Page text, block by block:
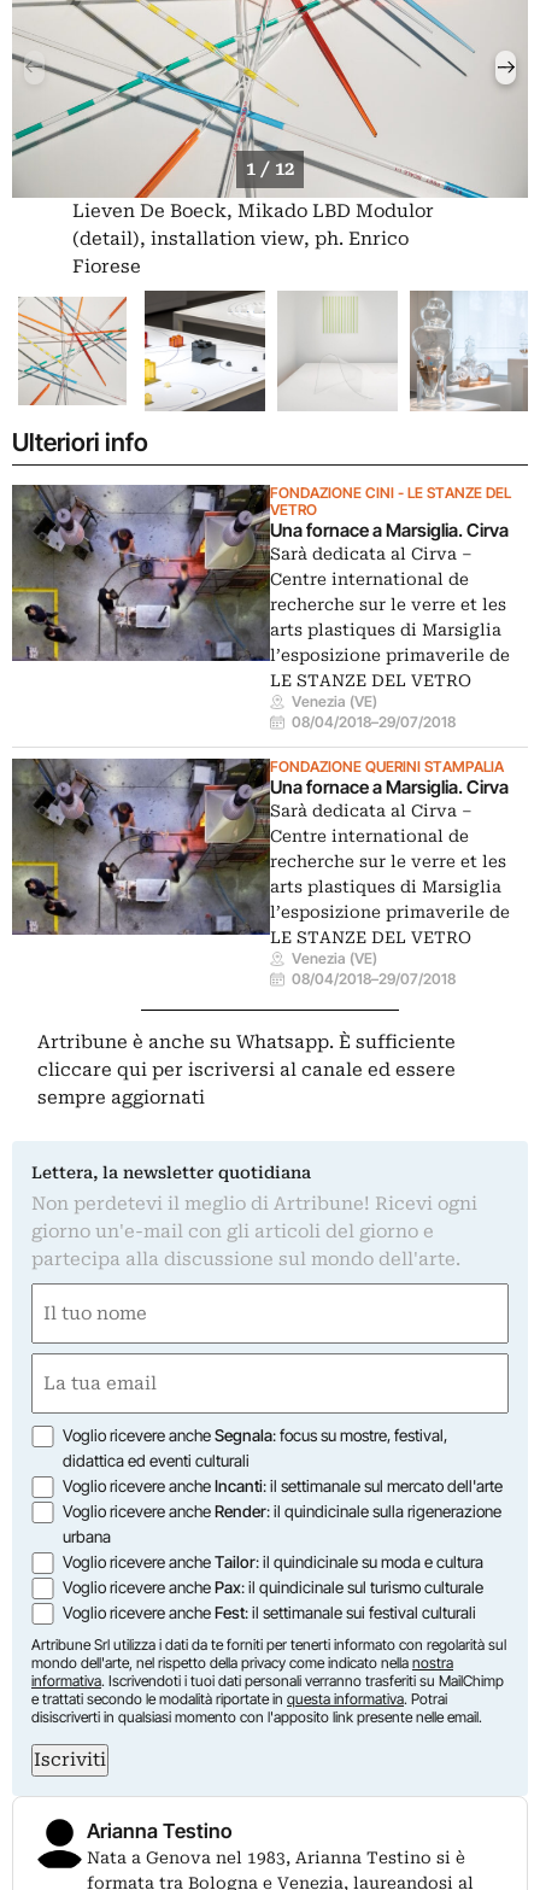
1 / 12
Lieven De Boeck, Mikado LBD Modulor
(detail), installation view, ph. Enrico
Fiorese
Ulteriori info
FONDAZIONE CINI - LE STANZE DEL
VETRO
Una fornace a Marsiglia. Cirva
Sarà dedicata al Cirva –
Centre international de
recherche sur le verre et les
arts plastiques di Marsiglia
l’esposizione primaverile de
LE STANZE DEL VETRO
Venezia (VE)
08/04/2018–29/07/2018
FONDAZIONE QUERINI STAMPALIA
Una fornace a Marsiglia. Cirva
Sarà dedicata al Cirva –
Centre international de
recherche sur le verre et les
arts plastiques di Marsiglia
l’esposizione primaverile de
LE STANZE DEL VETRO
Venezia (VE)
08/04/2018–29/07/2018
Artribune è anche su Whatsapp. È sufficiente
cliccare qui per iscriversi al canale ed essere
sempre aggiornati
Lettera, la newsletter quotidiana
Non perdetevi il meglio di Artribune! Ricevi ogni
giorno un'e-mail con gli articoli del giorno e
partecipa alla discussione sul mondo dell'arte.
(Required)
First
(Required)
Opzioni
Voglio ricevere ancheSegnala: focus su mostre, festival,
didattica ed eventi culturali
Voglio ricevere ancheIncanti: il settimanale sul mercato dell'arte
Voglio ricevere ancheRender: il quindicinale sulla rigenerazione
urbana
Voglio ricevere ancheTailor: il quindicinale su moda e cultura
Voglio ricevere anchePax: il quindicinale sul turismo culturale
Voglio ricevere ancheFest: il settimanale sui festival culturali
Artribune Srl utilizza i dati da te forniti per tenerti informato con regolarità sul
mondo dell'arte, nel rispetto della privacy come indicato nella nostra
informativa. Iscrivendoti i tuoi dati personali verranno trasferiti su MailChimp
e trattati secondo le modalità riportate in questa informativa. Potrai
disiscriverti in qualsiasi momento con l'apposito link presente nelle email.
Iscriviti
Arianna Testino
Nata a Genova nel 1983, Arianna Testino si è
formata tra Bologna e Venezia, laureandosi al